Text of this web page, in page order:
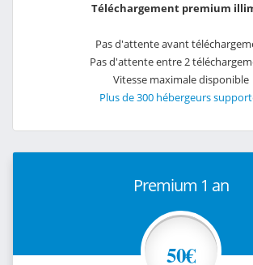
Téléchargement premium
Pas d'attente avant
Pas d'attente entre 2
Vitesse maximale disponible
Plus de 300 hébergeurs
Premium 1 an
50€